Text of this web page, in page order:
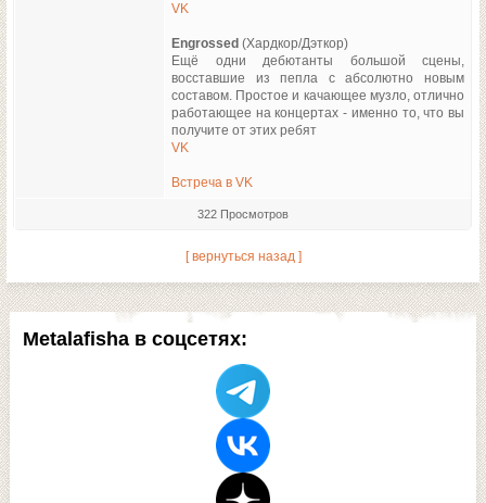
Metalafisha в соцсетях:
VK
Engrossed (Хардкор/Дэткор)
Ещё одни дебютанты большой сцены,
восставшие из пепла с абсолютно новым
составом. Простое и качающее музло, отлично
работающее на концертах - именно то, что вы
получите от этих ребят
VK
Встреча в VK
322 Просмотров
[ вернуться назад ]